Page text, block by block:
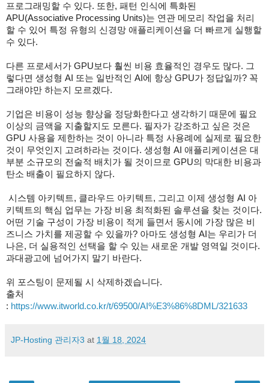
프로그래밍할 수 있다. 또한, 패턴 인식에 특화된
APU(Associative Processing Units)는 연관 메모리 작업을 처리
할 수 있어 특정 유형의 신경망 애플리케이션을 더 빠르게 실행할
수 있다.
다른 프로세서가 GPU보다 훨씬 비용 효율적인 경우도 많다. 그
렇다면 생성형 AI 또는 일반적인 AI에 항상 GPU가 정답일까? 꼭
그래야만 하는지 모르겠다.
기업은 비용이 성능 향상을 정당화한다고 생각하기 때문에 필요
이상의 금액을 지출할지도 모른다. 필자가 강조하고 싶은 것은
GPU 사용을 제한하는 것이 아니라 특정 사용례에 실제로 필요한
것이 무엇인지 고려하라는 것이다. 생성형 AI 애플리케이션은 대
부분 소규모의 전술적 배치가 될 것이므로 GPU의 막대한 비용과
탄소 배출이 필요하지 않다.
시스템 아키텍트, 클라우드 아키텍트, 그리고 이제 생성형 AI 아
키텍트의 핵심 업무는 가장 비용 최적화된 솔루션을 찾는 것이다.
어떤 기술 구성이 가장 비용이 적게 들면서 동시에 가장 많은 비
즈니스 가치를 제공할 수 있을까? 아마도 생성형 AI는 우리가 더
나은, 더 실용적인 선택을 할 수 있는 새로운 개발 영역일 것이다.
과대광고에 넘어가지 말기 바란다.
위 포스팅이 문제될 시 삭제하겠습니다.
출처
: https://www.itworld.co.kr/t/69500/AI%E3%86%8DML/321633
JP-Hosting 관리자3 at 1월 18, 2024